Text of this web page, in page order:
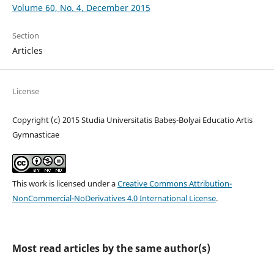
Volume 60, No. 4, December 2015
Section
Articles
License
Copyright (c) 2015 Studia Universitatis Babeș-Bolyai Educatio Artis
Gymnasticae
This work is licensed under aCreative Commons Attribution-
NonCommercial-NoDerivatives 4.0 International License.
Most read articles by the same author(s)